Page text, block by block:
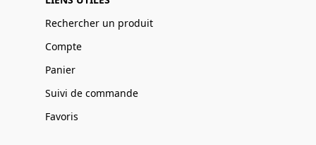
Rechercher un produit
Compte
Panier
Suivi de commande
Favoris